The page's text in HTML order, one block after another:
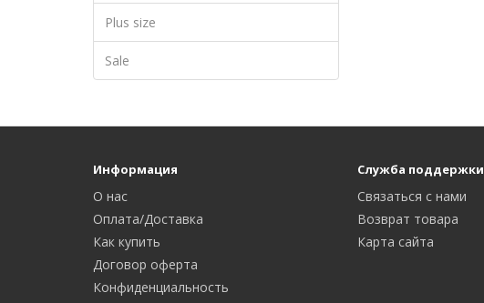
Plus size
Sale
Информация
О нас
Оплата/Доставка
Как купить
Договор оферта
Конфиденциальность
Служба поддержки
Связаться с нами
Возврат товара
Карта сайта